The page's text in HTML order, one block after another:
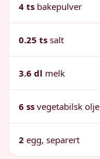
4 ts bakepulver
0.25 ts salt
3.6 dl melk
6 ss vegetabilsk olje
2 egg, separert